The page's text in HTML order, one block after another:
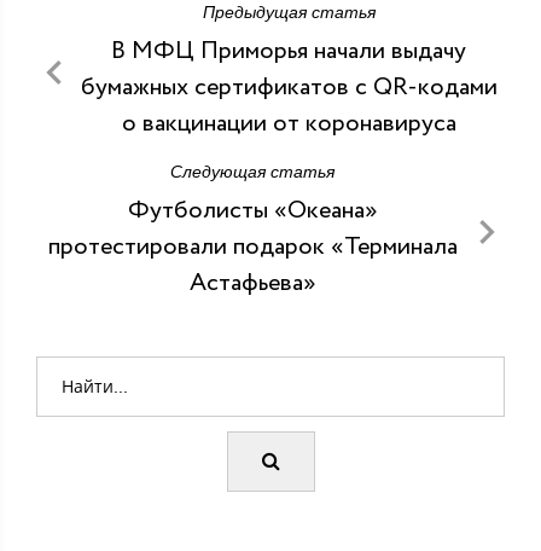
Предыдущая статья
В МФЦ Приморья начали выдачу
бумажных сертификатов с QR-кодами
о вакцинации от коронавируса
Следующая статья
Футболисты «Океана»
протестировали подарок «Терминала
Астафьева»